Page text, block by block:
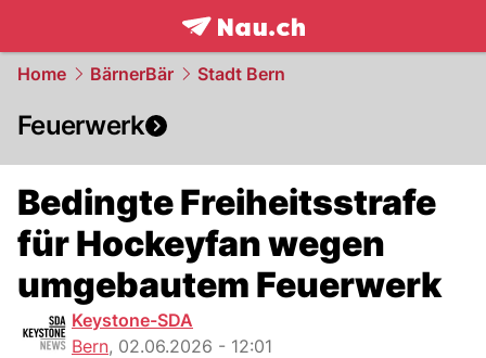
frontpage.NAU.ch
Home BärnerBär Stadt Bern
Feuerwerk
Bedingte Freiheitsstrafe
für Hockeyfan wegen
umgebautem Feuerwerk
Keystone-SDA
Bern, 02.06.2026 - 12:01